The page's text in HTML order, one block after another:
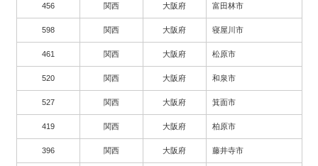
456 関西 大阪府 富田林市
598 関西 大阪府 寝屋川市
461 関西 大阪府 松原市
520 関西 大阪府 和泉市
527 関西 大阪府 箕面市
419 関西 大阪府 柏原市
396 関西 大阪府 藤井寺市